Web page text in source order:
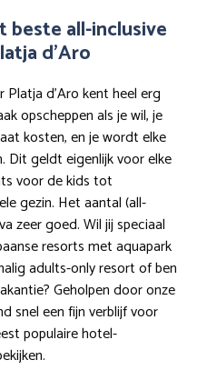
beste all-inclusive
d’Aro
Platja d’Aro kent heel erg
opscheppen als je wil, je
kosten, en je wordt elke
geldt eigenlijk voor elke
voor de kids tot
gezin. Het aantal (all-
zeer goed. Wil jij speciaal
resorts met aquapark
adults-only resort of ben
Geholpen door onze
snel een fijn verblijf voor
populaire hotel-